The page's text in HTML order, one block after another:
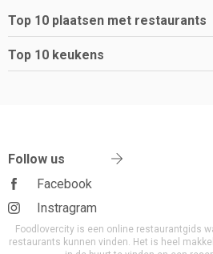
Top 10 plaatsen met restaurants
Top 10 keukens
Follow us
Facebook
Instragram
Foodlovercity is een online restaurantgids
restaurants kunnen vinden. Het is heel